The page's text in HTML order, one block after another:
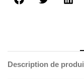
Description de